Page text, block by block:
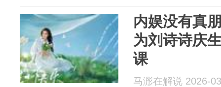
内娱没有真
为刘诗诗庆
课
马浵在解说 2026-